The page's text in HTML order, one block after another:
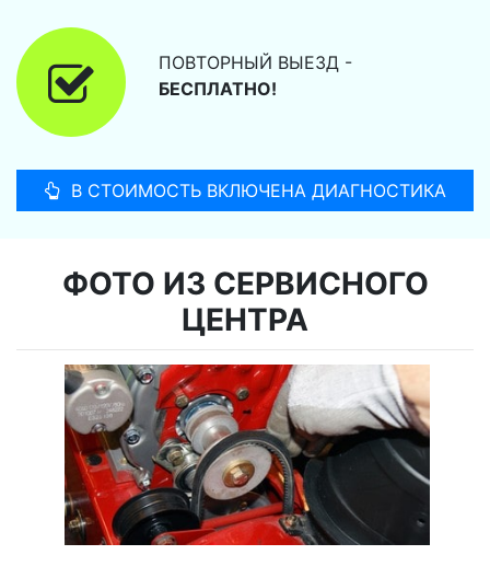
ПОВТОРНЫЙ ВЫЕЗД -
БЕСПЛАТНО!
В СТОИМОСТЬ ВКЛЮЧЕНА ДИАГНОСТИКА
ФОТО ИЗ СЕРВИСНОГО
ЦЕНТРА